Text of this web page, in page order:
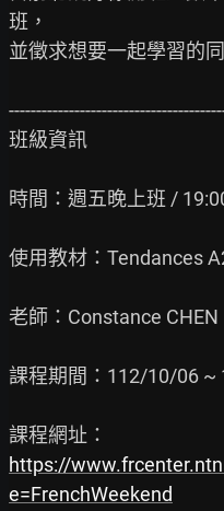
班，
並徵求想要一起學習的
班級資訊
時間：週五晚上班 /
使用教材：Tendances
老師：Constance CHEN
課程期間：112/10/06 ~
https://
e=FrenchWeekend